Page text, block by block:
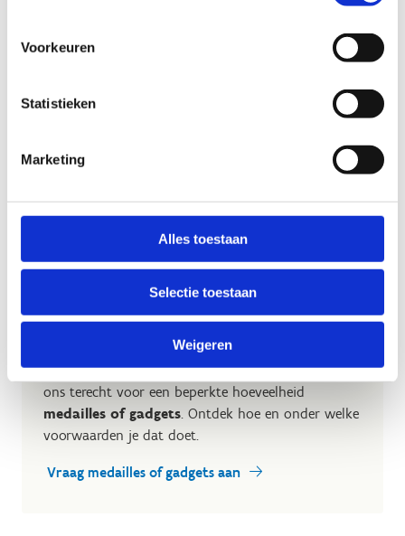
Voorkeuren
Statistieken
Marketing
Alles toestaan
Selectie toestaan
Weigeren
Vraag gadgets of medailles aan
Organiseer je met je club eenVlaamse, nationale
ofinternationale sportwedstrijd, dan kan je bij
ons terecht voor een beperkte hoeveelheid
medailles of gadgets. Ontdek hoe en onder welke
voorwaarden je dat doet.
Vraag medailles of gadgets aan